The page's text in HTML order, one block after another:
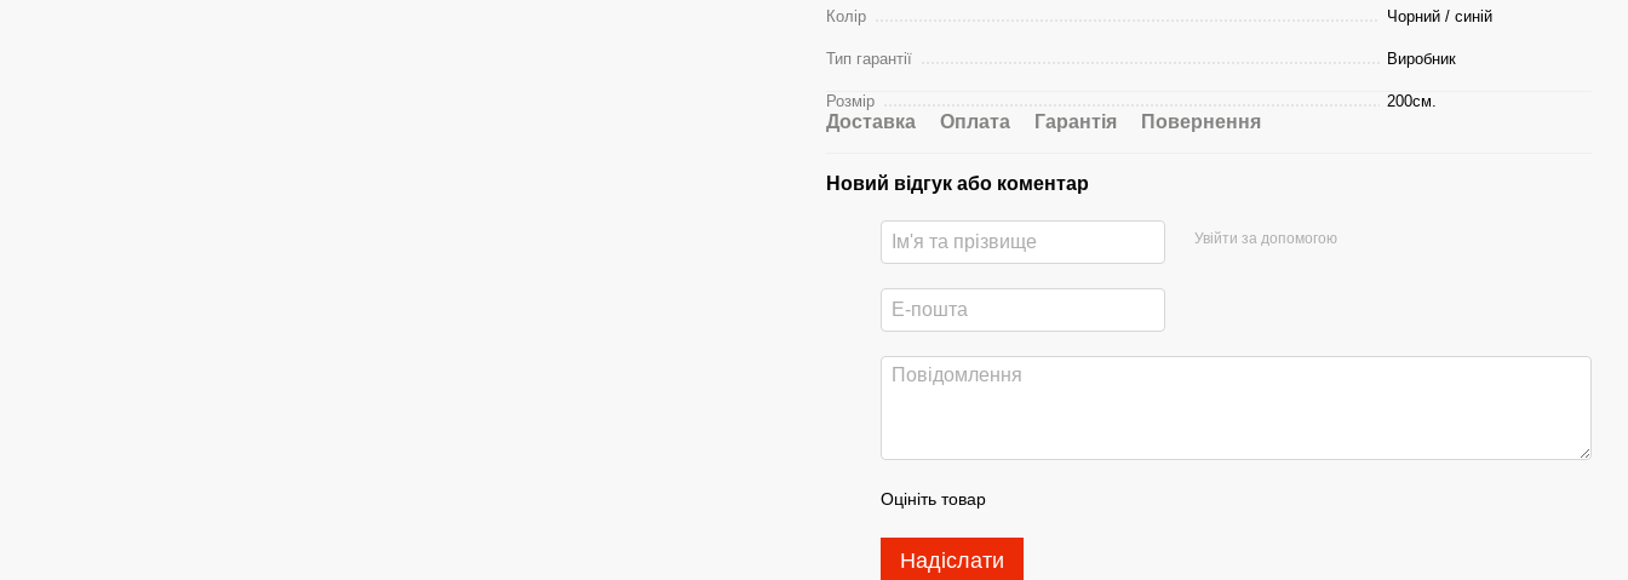
Колір Чорний / синій
Тип гарантії Виробник
Розмір 200см.
Доставка Оплата Гарантія Повернення
Новий відгук або коментар
Увійти за допомогою
Оцініть товар
Надіслати